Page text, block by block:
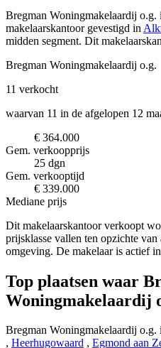
Bregman Woningmakelaardij o.g.
makelaarskantoor gevestigd in
midden segment. Dit
Bregman Woningmakelaardij o.g.
11 verkocht
waarvan 11 in de afgelopen 12
€ 364.000
Gem. verkoopprijs
25 dgn
Gem. verkooptijd
€ 339.000
Mediane prijs
Dit makelaarskantoor verkoopt
prijsklasse vallen ten opzichte
omgeving. De makelaar is actief
Top plaatsen waar
Woningmakelaardij
Bregman Woningmakelaardij
, Heerhugowaard , Egmond aan